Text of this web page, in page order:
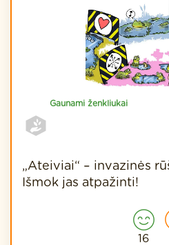
Gaunami ženkliukai
„Ateiviai“ – invazinės
Išmok jas atpažinti!
16